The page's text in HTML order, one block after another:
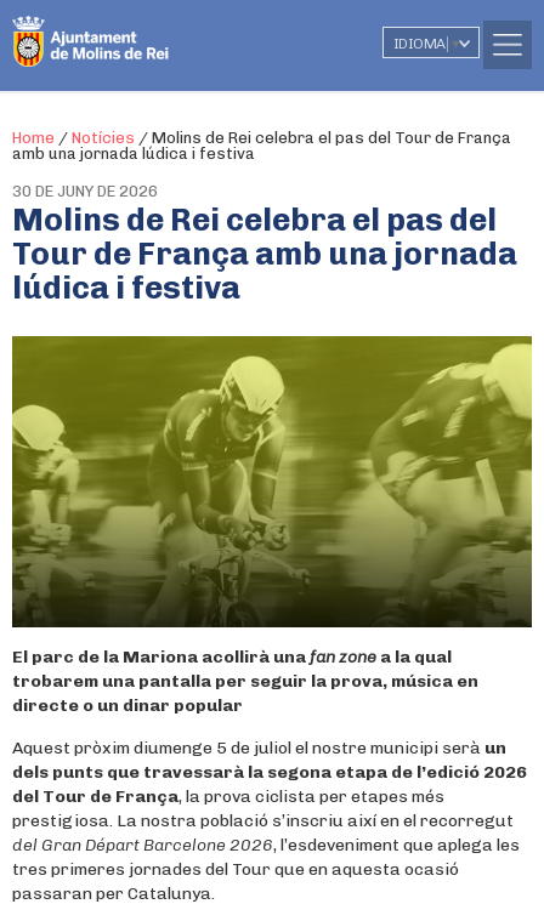
IDIOMA ▼
Home / Notícies / Molins de Rei celebra el pas del Tour de França
amb una jornada lúdica i festiva
30 DE JUNY DE 2026
Molins de Rei celebra el pas del
Tour de França amb una jornada
lúdica i festiva
El parc de la Mariona acollirà unafan zone a la qual
trobarem una pantalla per seguir la prova, música en
directe o un dinar popular
Aquest pròxim diumenge 5 de juliol el nostre municipi serà un
dels punts que travessarà la segona etapa de l’edició 2026
del Tour de França, la prova ciclista per etapes més
prestigiosa. La nostra població s’inscriu així en el recorregut
del Gran Départ Barcelone 2026, l’esdeveniment que aplega les
tres primeres jornades del Tour que en aquesta ocasió
passaran per Catalunya.